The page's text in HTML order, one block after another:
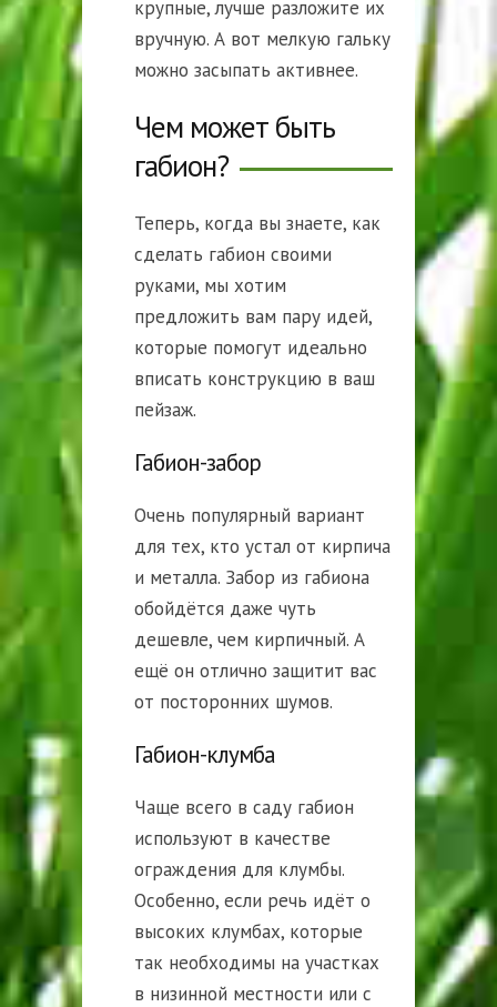
крупные, лучше разложите их
вручную. А вот мелкую гальку
можно засыпать активнее.
Чем может быть
габион?
Теперь, когда вы знаете, как
сделать габион своими
руками, мы хотим
предложить вам пару идей,
которые помогут идеально
вписать конструкцию в ваш
пейзаж.
Габион-забор
Очень популярный вариант
для тех, кто устал от кирпича
и металла. Забор из габиона
обойдётся даже чуть
дешевле, чем кирпичный. А
ещё он отлично защитит вас
от посторонних шумов.
Габион-клумба
Чаще всего в саду габион
используют в качестве
ограждения для клумбы.
Особенно, если речь идёт о
высоких клумбах, которые
так необходимы на участках
в низинной местности или с